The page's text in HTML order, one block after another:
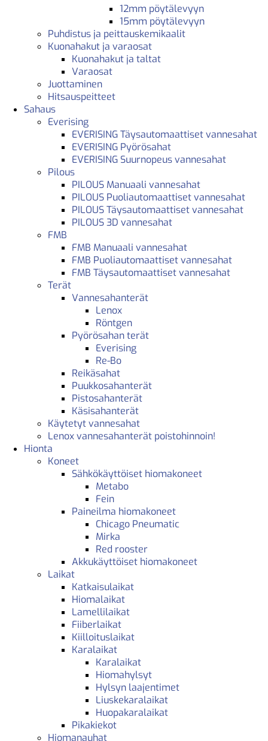
12mm pöytälevyyn
15mm pöytälevyyn
Puhdistus ja peittauskemikaalit
Kuonahakut ja varaosat
Kuonahakut ja taltat
Varaosat
Juottaminen
Hitsauspeitteet
Sahaus
Everising
EVERISING Täysautomaattiset vannesahat
EVERISING Pyörösahat
EVERISING Suurnopeus vannesahat
Pilous
PILOUS Manuaali vannesahat
PILOUS Puoliautomaattiset vannesahat
PILOUS Täysautomaattiset vannesahat
PILOUS 3D vannesahat
FMB
FMB Manuaali vannesahat
FMB Puoliautomaattiset vannesahat
FMB Täysautomaattiset vannesahat
Terät
Vannesahanterät
Lenox
Röntgen
Pyörösahan terät
Everising
Re-Bo
Reikäsahat
Puukkosahanterät
Pistosahanterät
Käsisahanterät
Käytetyt vannesahat
Lenox vannesahanterät poistohinnoin!
Hionta
Koneet
Sähkökäyttöiset hiomakoneet
Metabo
Fein
Paineilma hiomakoneet
Chicago Pneumatic
Mirka
Red rooster
Akkukäyttöiset hiomakoneet
Laikat
Katkaisulaikat
Hiomalaikat
Lamellilaikat
Fiiberlaikat
Kiilloituslaikat
Karalaikat
Karalaikat
Hiomahylsyt
Hylsyn laajentimet
Liuskekaralaikat
Huopakaralaikat
Pikakiekot
Hiomanauhat